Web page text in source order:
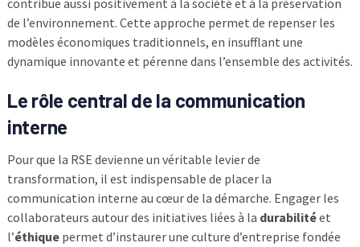
contribue aussi positivement à la société et à la préservation
de l’environnement. Cette approche permet de repenser les
modèles économiques traditionnels, en insufflant une
dynamique innovante et pérenne dans l’ensemble des activités.
Le rôle central de la communication
interne
Pour que la RSE devienne un véritable levier de
transformation, il est indispensable de placer la
communication interne au cœur de la démarche. Engager les
collaborateurs autour des initiatives liées à la durabilitéet
l’éthiquepermet d’instaurer une culture d’entreprise fondée